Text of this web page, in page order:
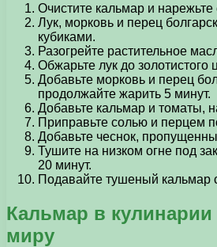
Очистите кальмар и нарежьте
Лук, морковь и перец
кубиками.
Разогрейте растительное
Обжарьте лук до золотистого
Добавьте морковь и перец
продолжайте жарить 5 минут.
Добавьте кальмар и томаты,
Приправьте солью и перцем
Добавьте чеснок,
Тушите на низком огне под
20 минут.
Подавайте тушеный кальмар
Кальмар в
миру